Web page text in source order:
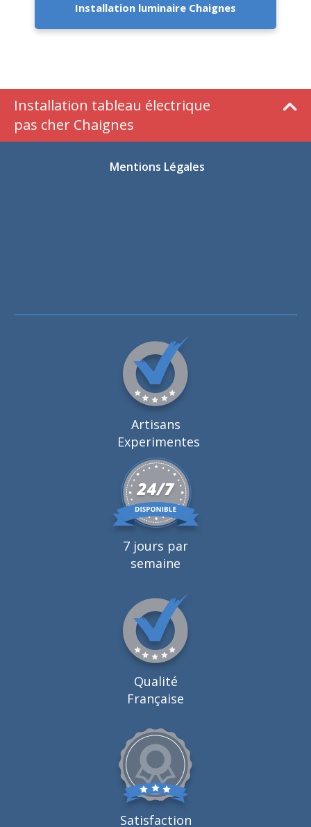
Installation luminaire Chaignes
Installation tableau électrique
pas cher Chaignes
Mentions Légales
Artisans
Experimentes
7 jours par
semaine
Qualité
Française
Satisfaction